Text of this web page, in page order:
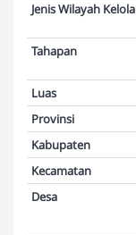
Jenis Wilayah Kelola
Tahapan
Luas
Provinsi
Kabupaten
Kecamatan
Desa